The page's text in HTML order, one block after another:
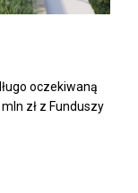
oczekiwaną
zł z Funduszy